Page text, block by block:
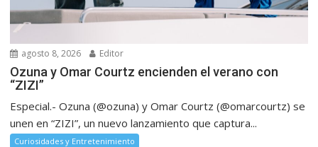
agosto 8, 2026 Editor
Ozuna y Omar Courtz encienden el verano con
“ZIZI”
Especial.- Ozuna (@ozuna) y Omar Courtz (@omarcourtz) se
unen en “ZIZI”, un nuevo lanzamiento que captura...
Curiosidades y Entretenimiento